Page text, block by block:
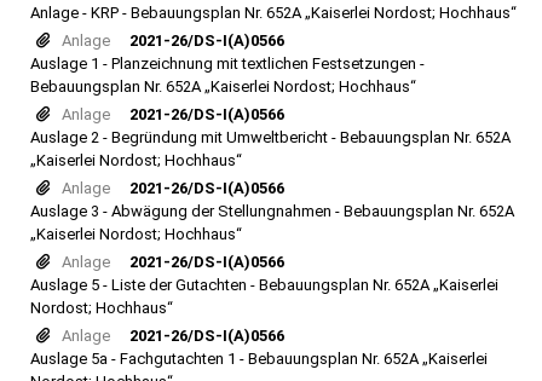
Anlage - KRP - Bebauungsplan Nr. 652A „Kaiserlei Nordost; Hochhaus“
Anlage
2021-26/DS-I(A)0566
Auslage 1 - Planzeichnung mit textlichen Festsetzungen -
Bebauungsplan Nr. 652A „Kaiserlei Nordost; Hochhaus“
Anlage
2021-26/DS-I(A)0566
Auslage 2 - Begründung mit Umweltbericht - Bebauungsplan Nr. 652A
„Kaiserlei Nordost; Hochhaus“
Anlage
2021-26/DS-I(A)0566
Auslage 3 - Abwägung der Stellungnahmen - Bebauungsplan Nr. 652A
„Kaiserlei Nordost; Hochhaus“
Anlage
2021-26/DS-I(A)0566
Auslage 5 - Liste der Gutachten - Bebauungsplan Nr. 652A „Kaiserlei
Nordost; Hochhaus“
Anlage
2021-26/DS-I(A)0566
Auslage 5a - Fachgutachten 1 - Bebauungsplan Nr. 652A „Kaiserlei